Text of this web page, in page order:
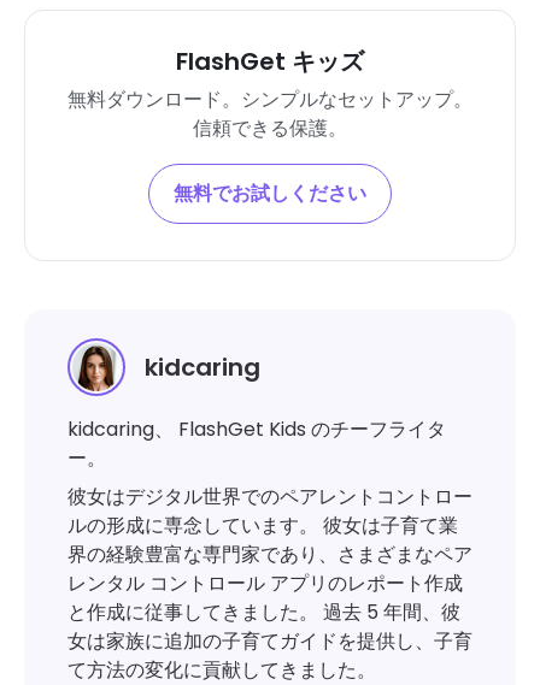
FlashGet キッズ
無料ダウンロード。シンプルなセットアップ。
信頼できる保護。
無料でお試しください
kidcaring
kidcaring、 FlashGet Kids のチーフライタ
ー。
彼女はデジタル世界でのペアレントコントロー
ルの形成に専念しています。 彼女は子育て業
界の経験豊富な専門家であり、さまざまなペア
レンタル コントロール アプリのレポート作成
と作成に従事してきました。 過去 5 年間、彼
女は家族に追加の子育てガイドを提供し、子育
て方法の変化に貢献してきました。